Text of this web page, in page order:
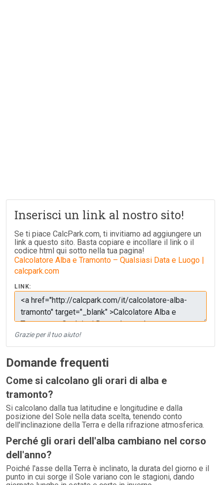
Inserisci un link al nostro sito!
Se ti piace CalcPark.com, ti invitiamo ad aggiungere un
link a questo sito. Basta copiare e incollare il link o il
codice html qui sotto nella tua pagina!
Calcolatore Alba e Tramonto – Qualsiasi Data e Luogo |
calcpark.com
LINK:
Grazie per il tuo aiuto!
Domande frequenti
Come si calcolano gli orari di alba e
tramonto?
Si calcolano dalla tua latitudine e longitudine e dalla
posizione del Sole nella data scelta, tenendo conto
dell'inclinazione della Terra e della rifrazione atmosferica.
Perché gli orari dell'alba cambiano nel corso
dell'anno?
Poiché l'asse della Terra è inclinato, la durata del giorno e il
punto in cui sorge il Sole variano con le stagioni, dando